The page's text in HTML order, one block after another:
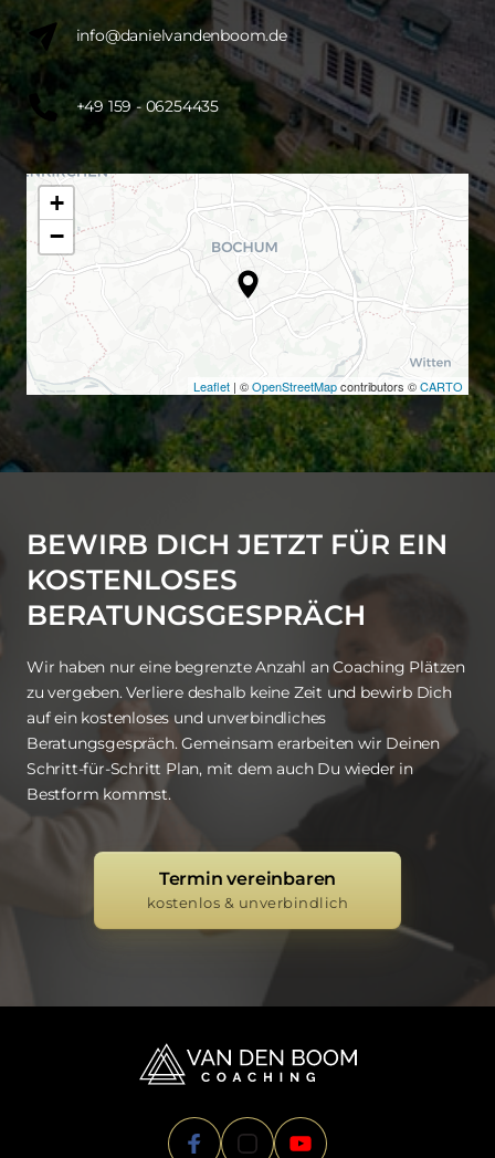
info@danielvandenboom.de
+49 159 - 06254435
+
−
Leaflet | ©OpenStreetMapcontributors ©CARTO
BEWIRB DICH JETZT FÜR EIN
KOSTENLOSES
BERATUNGSGESPRÄCH
Wir haben nur eine begrenzte Anzahl an Coaching Plätzen
zu vergeben. Verliere deshalb keine Zeit und bewirb Dich
auf ein kostenloses und unverbindliches
Beratungsgespräch. Gemeinsam erarbeiten wir Deinen
Schritt-für-Schritt Plan, mit dem auch Du wieder in
Bestform kommst.
Termin vereinbaren
kostenlos & unverbindlich